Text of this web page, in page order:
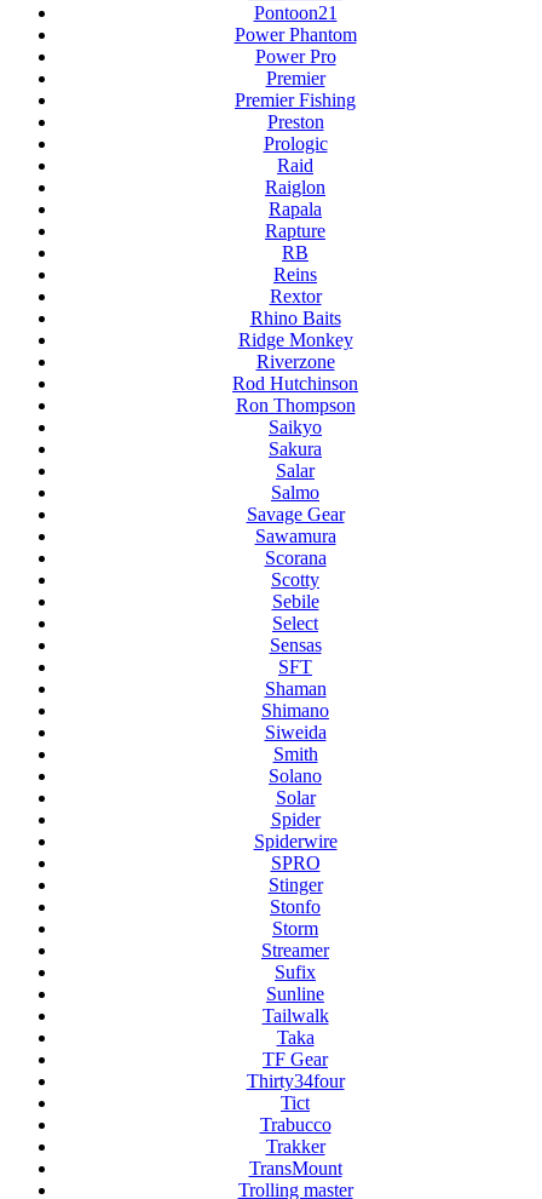
Pontoon21
Power Phantom
Power Pro
Premier
Premier Fishing
Preston
Prologic
Raid
Raiglon
Rapala
Rapture
RB
Reins
Rextor
Rhino Baits
Ridge Monkey
Riverzone
Rod Hutchinson
Ron Thompson
Saikyo
Sakura
Salar
Salmo
Savage Gear
Sawamura
Scorana
Scotty
Sebile
Select
Sensas
SFT
Shaman
Shimano
Siweida
Smith
Solano
Solar
Spider
Spiderwire
SPRO
Stinger
Stonfo
Storm
Streamer
Sufix
Sunline
Tailwalk
Taka
TF Gear
Thirty34four
Tict
Trabucco
Trakker
TransMount
Trolling master